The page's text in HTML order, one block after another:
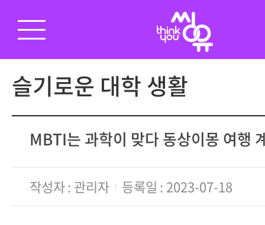
슬기로운 대학 생활
MBTI는 과학이 맞다 동상이몽 여행
작성자 관리자 등록일 2023-07-18